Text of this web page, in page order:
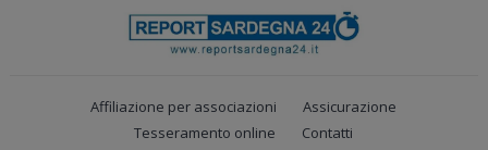
Affiliazione per associazioni
Assicurazione
Tesseramento online
Contatti